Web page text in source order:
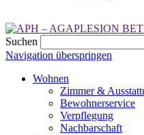
Suchen
Navigation überspringen
Wohnen
Zimmer &
Bewohnerservice
Verpflegung
Nachbarschaft